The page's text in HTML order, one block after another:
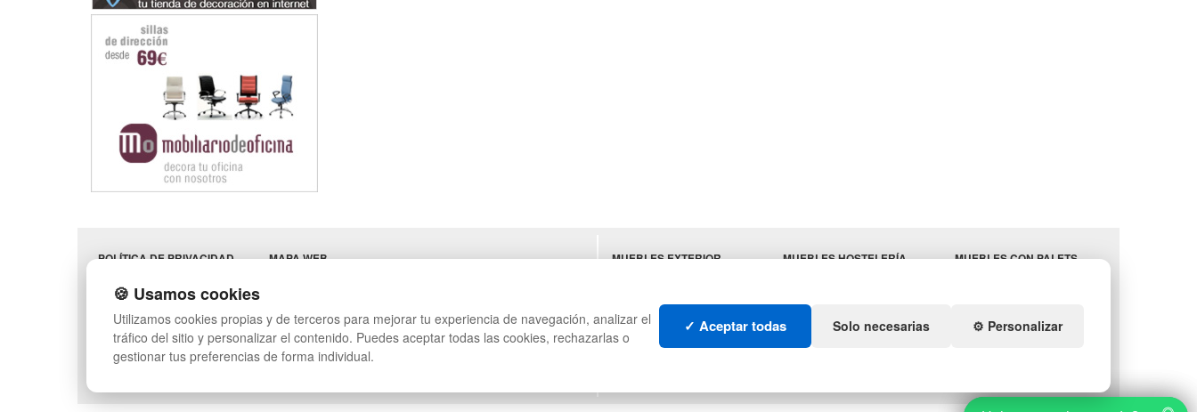
POLÍTICA DE PRIVACIDAD
CAMBIOS Y
DEVOLUCIONES
CONTACTO
QUIENES SOMOS
MAPA WEB
SÍGUENOS:
MUEBLES EXTERIOR
MUEBLES HOSTELERÍA
TIENDA DE DEPORTES
MUEBLES CON PALETS
🍪 Usamos cookies
Utilizamos cookies propias y de terceros para mejorar tu experiencia de navegación, analizar el
tráfico del sitio y personalizar el contenido. Puedes aceptar todas las cookies, rechazarlas o
gestionar tus preferencias de forma individual.
✓ Aceptar todas Solo necesarias ⚙️ Personalizar